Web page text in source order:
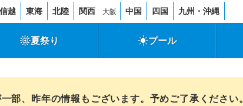
越 東海 北陸 関西 大阪 中国 四国 九州・沖縄
夏祭り プール
部、昨年の情報もございます。予めご了承ください。